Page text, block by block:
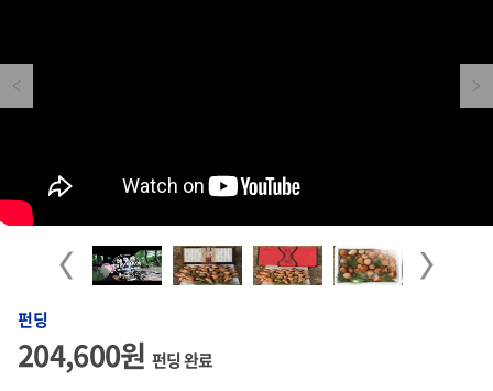
Previous Next
Previous Next
펀딩
204,600원 펀딩 완료